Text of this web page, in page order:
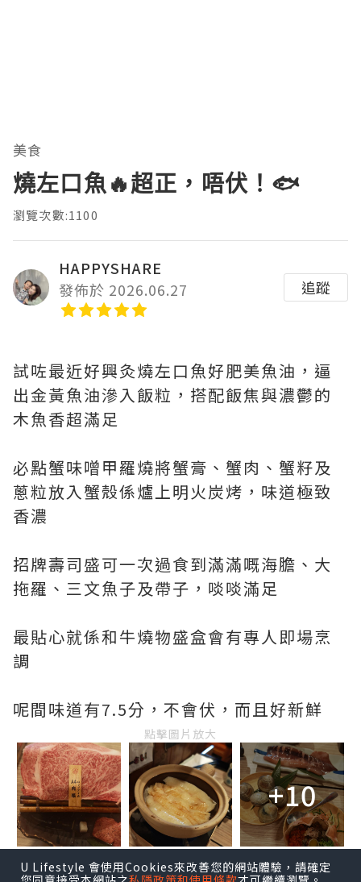
美食
燒左口魚🔥超正，唔伏！🐟
瀏覽次數:1100
HAPPYSHARE
發佈於 2026.06.27
追蹤
試咗最近好興灸燒左口魚好肥美魚油，逼
出金黃魚油滲入飯粒，搭配飯焦與濃鬱的
木魚香超滿足
必點蟹味噌甲羅燒將蟹膏、蟹肉、蟹籽及
蔥粒放入蟹殼係爐上明火炭烤，味道極致
香濃
招牌壽司盛可一次過食到滿滿嘅海膽、大
拖羅、三文魚子及帶子，啖啖滿足
最貼心就係和牛燒物盛盒會有專人即場烹
調
呢間味道有7.5分，不會伏，而且好新鮮
點擊圖片放大
+10
U Lifestyle 會使用Cookies來改善您的網站體驗，請確定